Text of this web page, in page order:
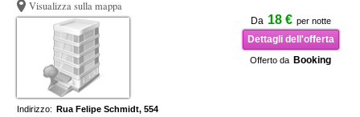
Visualizza sulla mappa
Da 18 € per notte
Dettagli dell'offerta
Offerto da Booking
Indirizzo: Rua Felipe Schmidt, 554